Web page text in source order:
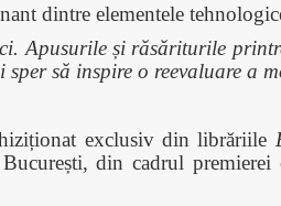
dintre elementele
Apusurile și răsăriturile
să inspire o reevaluare a
exclusiv din librăriile
din cadrul